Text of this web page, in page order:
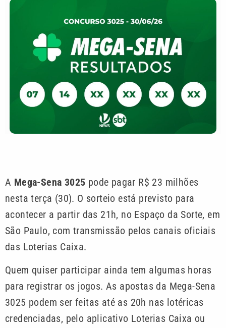
A Mega-Sena 3025 pode pagar R$ 23 milhões
nesta terça (30). O sorteio está previsto para
acontecer a partir das 21h, no Espaço da Sorte, em
São Paulo, com transmissão pelos canais oficiais
das Loterias Caixa.
Quem quiser participar ainda tem algumas horas
para registrar os jogos. As apostas da Mega-Sena
3025 podem ser feitas até as 20h nas lotéricas
credenciadas, pelo aplicativo Loterias Caixa ou